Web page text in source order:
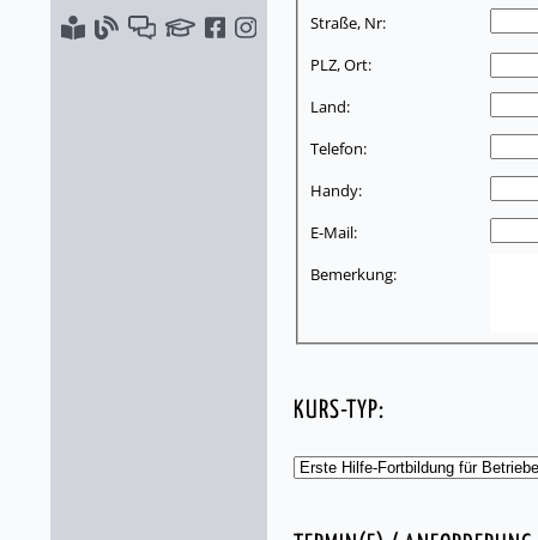
Straße, Nr:
PLZ, Ort:
Land:
Telefon:
Handy:
E-Mail:
Bemerkung:
KURS-TYP: